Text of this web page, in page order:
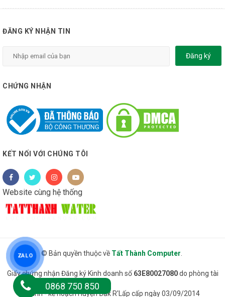
ZALO
ĐĂNG KÝ NHẬN TIN
Đăng ký
CHỨNG NHẬN
KẾT NỐI VỚI CHÚNG TÔI
Website cùng hệ thống
© Bản quyền thuộc về Tất Thành Computer
0868 750 850
Giấy chứng nhận Đăng ký Kinh doanh số 63E80027080do phòng tài
chính - kế hoạch Huyện Đăk R'Lấp cấp ngày 03/09/2014